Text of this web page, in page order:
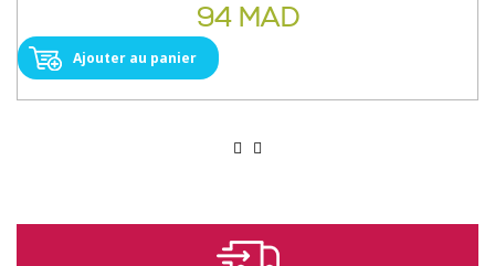
94 MAD
Ajouter au panier